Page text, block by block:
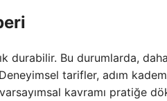
Bu durumlarda, daha
tarifler, adım
kavramı pratiğe